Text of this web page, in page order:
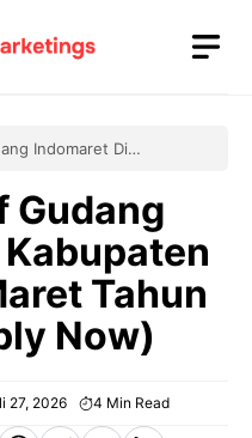
Indomaret Di
Gudang
Tahun
Now)
27, 2026 4 Min Read